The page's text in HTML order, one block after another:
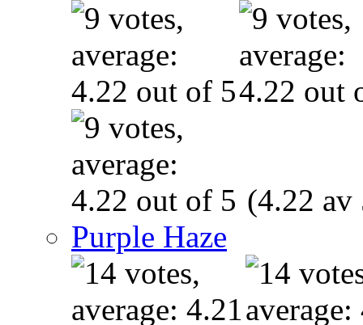
(4.22 av
Purple Haze